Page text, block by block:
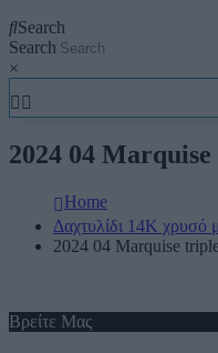
Search
Search
×
2024 04
Home
Δαχτυλίδι 14Κ χρυσό
2024 04 Marquise
Βρείτε Μας